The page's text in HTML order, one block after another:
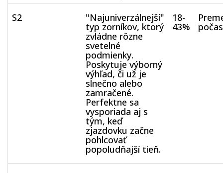
S2 "Najuniverzálnejší"
typ zorníkov, ktorý
zvládne rôzne
svetelné
podmienky.
Poskytuje výborný
výhľad, či už je
slnečno alebo
zamračené.
Perfektne sa
vysporiada aj s
tým, keď
zjazdovku začne
pohlcovať
popoludňajší tieň.
18-
43%